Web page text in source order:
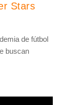
Stars
de fútbol
buscan